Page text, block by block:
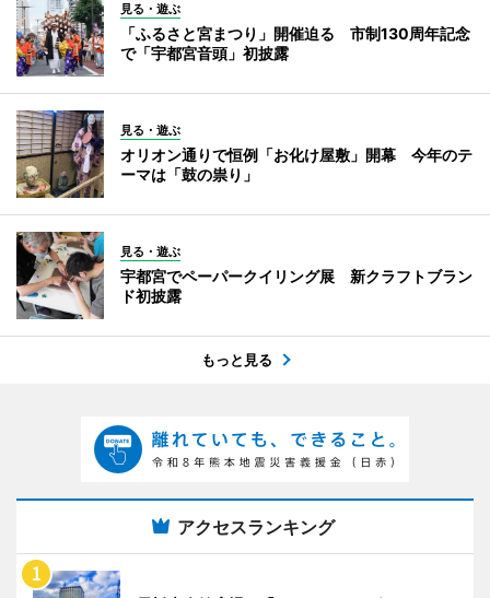
見る・遊ぶ
「ふるさと宮まつり」開催迫る 市制130周年記念
で「宇都宮音頭」初披露
見る・遊ぶ
オリオン通りで恒例「お化け屋敷」開幕 今年のテ
ーマは「鼓の祟り」
見る・遊ぶ
宇都宮でペーパークイリング展 新クラフトブラン
ド初披露
もっと見る
アクセスランキング